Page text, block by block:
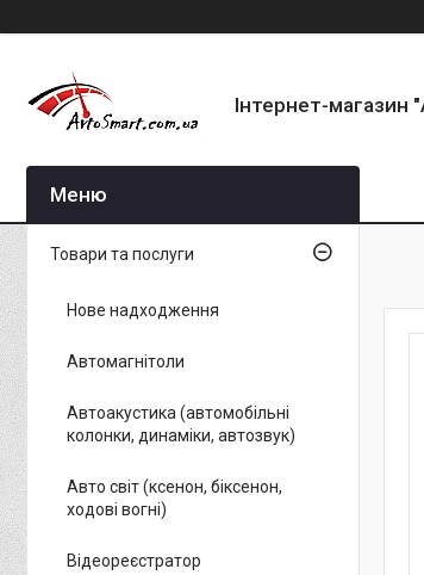
Інтернет-магазин
Товари та послуги
Нове надходження
Автомагнітоли
Автоакустика (автомобільні
колонки, динаміки, автозвук)
Авто світ (ксенон, біксенон,
ходові вогні)
Відеореєстратор